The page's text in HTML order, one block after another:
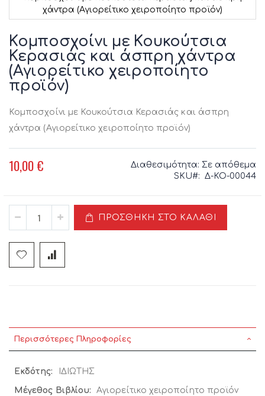
χάντρα (Αγιορείτικο χειροποίητο προϊόν)
στην
αρχή
της
συλλογής
εικόνων
Κομποσχοίνι με Κουκούτσια
Κερασιάς και άσπρη χάντρα
(Αγιορείτικο χειροποίητο
προϊόν)
Κομποσχοίνι με Κουκούτσια Κερασιάς και άσπρη
χάντρα (Αγιορείτικο χειροποίητο προϊόν)
10,00 € Διαθεσιμότητα: Σε απόθεμα
SKU
Δ-ΚΟ-00044
ΠΡΟΣΘΉΚΗ ΣΤΟ ΚΑΛΆΘΙ
Περισσότερες Πληροφορίες
Περισσότερες
Πληροφορίες
ΙΔΙΩΤΗΣ
Αγιορείτικο χειροποίητο προϊόν